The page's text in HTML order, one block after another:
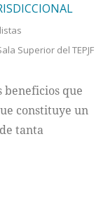
Superior del TEPJF
que
constituye un
tanta